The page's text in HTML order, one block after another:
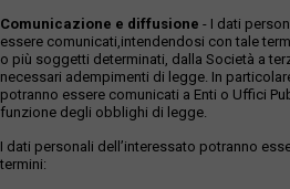
Comunicazione e diffusione - I dati
essere comunicati,intendendosi con tale
o più soggetti determinati, dalla Società a
necessari adempimenti di legge. In
potranno essere comunicati a Enti o Uffici
funzione degli obblighi di legge.
I dati personali dell’interessato potranno
termini: